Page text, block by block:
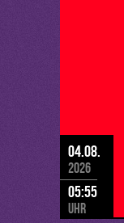
04.08.
2026
05:55
Uhr